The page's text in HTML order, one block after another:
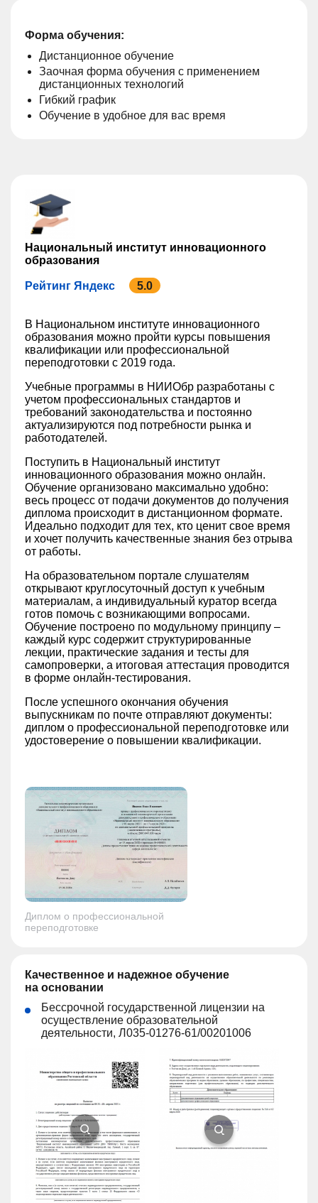
Форма обучения:
Дистанционное обучение
Заочная форма обучения с применением
дистанционных технологий
Гибкий график
Обучение в удобное для вас время
Национальный институт инновационного
образования
Рейтинг Яндекс 5.0
В Национальном институте инновационного
образования можно пройти курсы повышения
квалификации или профессиональной
переподготовки с 2019 года.
Учебные программы в НИИОбр разработаны с
учетом профессиональных стандартов и
требований законодательства и постоянно
актуализируются под потребности рынка и
работодателей.
Поступить в Национальный институт
инновационного образования можно онлайн.
Обучение организовано максимально удобно:
весь процесс от подачи документов до получения
диплома происходит в дистанционном формате.
Идеально подходит для тех, кто ценит свое время
и хочет получить качественные знания без отрыва
от работы.
На образовательном портале слушателям
открывают круглосуточный доступ к учебным
материалам, а индивидуальный куратор всегда
готов помочь с возникающими вопросами.
Обучение построено по модульному принципу –
каждый курс содержит структурированные
лекции, практические задания и тесты для
самопроверки, а итоговая аттестация проводится
в форме онлайн-тестирования.
После успешного окончания обучения
выпускникам по почте отправляют документы:
диплом о профессиональной переподготовке или
удостоверение о повышении квалификации.
Диплом о профессиональной
переподготовке
Качественное и надежное обучение
на основании
Бессрочной государственной лицензии на
осуществление образовательной
деятельности, Л035-01276-61/00201006